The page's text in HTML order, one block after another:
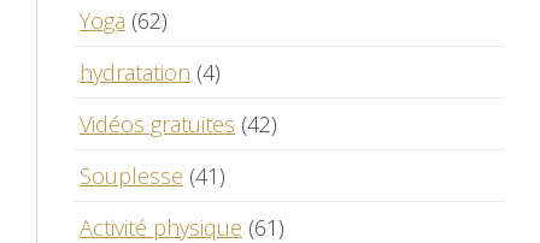
Yoga (62)
hydratation (4)
Vidéos gratuites (42)
Souplesse (41)
Activité physique (61)